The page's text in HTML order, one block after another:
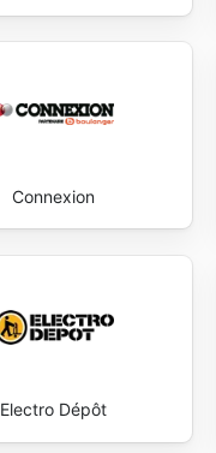
Connexion
Electro Dépôt